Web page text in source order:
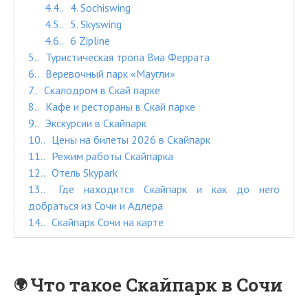
4.4.
4. Sochiswing
4.5.
5. Skyswing
4.6.
6 Zipline
5.
Туристическая тропа Виа Феррата
6.
Веревочный парк «Маугли»
7.
Скалодром в Скай парке
8.
Кафе и рестораны в Скай парке
9.
Экскурсии в Скайпарк
10.
Цены на билеты 2026 в Скайпарк
11.
Режим работы Скайпарка
12.
Отель Skypark
13.
Где находится Скайпарк и как до него
добраться из Сочи и Адлера
14.
Скайпарк Сочи на карте
Что такое Скайпарк в Сочи